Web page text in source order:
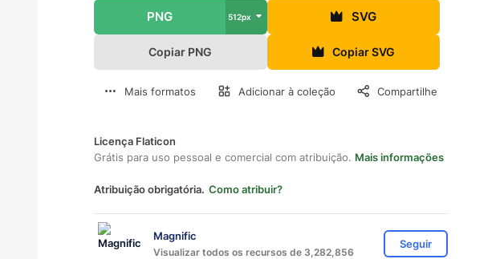
PNG 512px SVG
Copiar PNG Copiar SVG
Mais formatos Adicionar à coleção Compartilhe
Licença Flaticon
Grátis para uso pessoal e comercial com atribuição. Mais informações
Atribuição obrigatória. Como atribuir?
Magnific
Visualizar todos os recursos de 3,282,856
Seguir